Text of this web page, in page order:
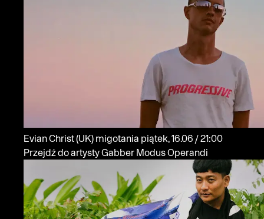
Evian Christ(UK) migotania
piątek, 16.06 / 21:00
Przejdź do artysty Gabber Modus Operandi